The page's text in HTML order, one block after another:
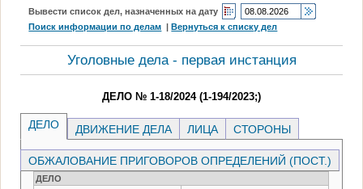
Вывести список дел, назначенных на дату
Поиск информации по делам |Вернуться к списку дел
Уголовные дела - первая инстанция
ДЕЛО № 1-18/2024 (1-194/2023;)
ДЕЛО ДВИЖЕНИЕ ДЕЛА ЛИЦА СТОРОНЫ
ОБЖАЛОВАНИЕ ПРИГОВОРОВ ОПРЕДЕЛЕНИЙ (ПОСТ.)
ДЕЛО